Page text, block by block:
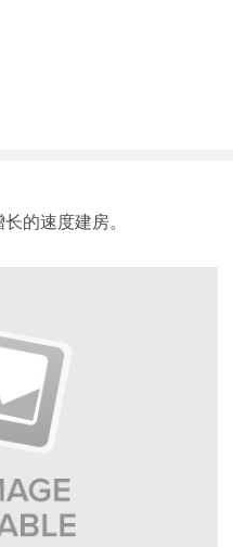
的速度建房。